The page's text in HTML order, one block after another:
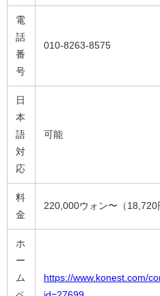
電
話
番
号
010-8263-8575
日
本
語
対
応
可能
料
金
220,000ウォン〜（
ホ
ー
ム
https://www.konest.com/